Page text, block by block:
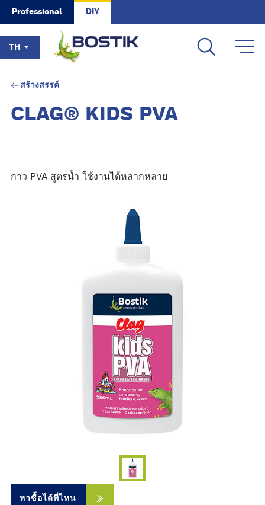
Skip to main content
Professional DIY
TH
สร้างสรรค์
CLAG® KIDS PVA
กาว PVA สูตรน้ำ ใช้งานได้หลากหลาย
หาซื้อได้ที่ไหน